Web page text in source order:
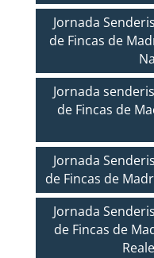
Jornada
de Fincas de
Jornada
de Fincas de
Jornada
de Fincas de
Jornada
de Fincas de